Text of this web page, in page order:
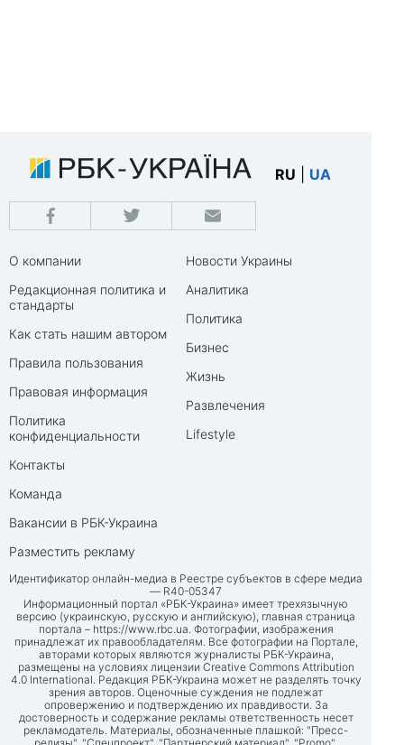
RU UA
О компании
Редакционная политика и
стандарты
Как стать нашим автором
Правила пользования
Правовая информация
Политика
конфиденциальности
Контакты
Команда
Вакансии в РБК-Украина
Разместить рекламу
Новости Украины
Аналитика
Политика
Бизнес
Жизнь
Развлечения
Lifestyle
Идентификатор онлайн-медиа в Реестре субъектов в сфере медиа
— R40-05347
Информационный портал «РБК-Украина» имеет трехязычную
версию (украинскую, русскую и английскую), главная страница
портала – https://www.rbc.ua . Фотографии, изображения
принадлежат их правообладателям. Все фотографии на Портале,
авторами которых являются журналисты РБК-Украина,
размещены на условиях лицензии Creative Commons Attribution
4.0 International. Редакция РБК-Украина может не разделять точку
зрения авторов. Оценочные суждения не подлежат
опровержению и подтверждению их правдивости. За
достоверность и содержание рекламы ответственность несет
рекламодатель. Материалы, обозначенные плашкой: "Пресс-